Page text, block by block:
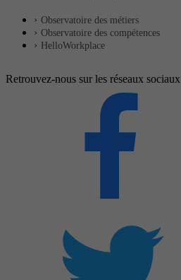
Observatoire des métiers
Observatoire des compétences
HelloWorkplace
Retrouvez-nous sur les réseaux sociaux